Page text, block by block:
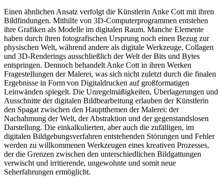
Einen ähnlichen Ansatz verfolgt die Künstlerin Anke Cott mit ihren
Bildfindungen. Mithilfe von 3D-Computerprogrammen entstehen
ihre Grafiken als Modelle im digitalen Raum. Manche Elemente
haben durch ihren fotografischen Ursprung noch einen Bezug zur
physischen Welt, während andere als digitale Werkzeuge, Collagen
und 3D-Renderings ausschließlich der Welt der Bits und Bytes
entspringen. Dennoch behandelt Anke Cott in ihren Werken
Fragestellungen der Malerei, was sich nicht zuletzt durch die finalen
Ergebnisse in Form von Digitaldrucken auf großformatigen
Leinwänden spiegelt. Die Unregelmäßigkeiten, Überlagerungen und
Ausschnitte der digitalen Bildbearbeitung erlauben der Künstlerin
den Spagat zwischen den Hauptthemen der Malerei: der
Nachahmung der Welt, der Abstraktion und der gegenstandslosen
Darstellung. Die einkalkulierten, aber auch die zufälligen, im
digitalen Bildgebungsverfahren entstehenden Störungen und Fehler
werden zu willkommenen Werkzeugen eines kreativen Prozesses,
der die Grenzen zwischen den unterschiedlichen Bildgattungen
verwischt und irritierende, ungewohnte und somit neue
Seherfahrungen ermöglicht.